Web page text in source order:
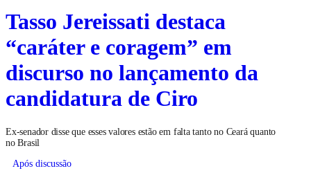
Tasso Jereissati destaca
“caráter e coragem” em
discurso no lançamento da
candidatura de Ciro
Ex-senador disse que esses valores estão em falta tanto no Ceará quanto
no Brasil
Após discussão